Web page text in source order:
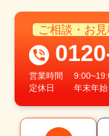
ご相談・お
営業時間
定休日
年末年始